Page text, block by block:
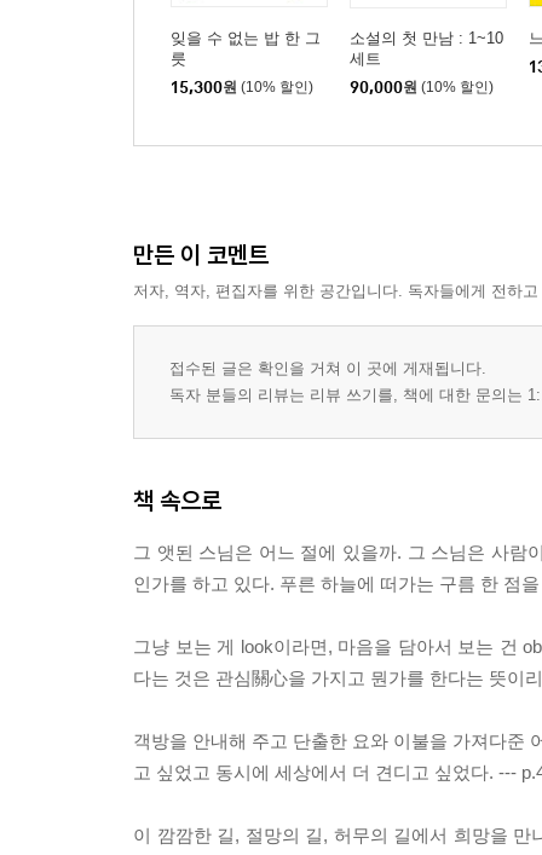
잊을 수 없는 밥 한 그
릇
15,300원 (10% 할인)
소설의 첫 만남 : 1~10
세트
90,000원 (10% 할인)
만든 이 코멘트
저자, 역자, 편집자를 위한 공간입니다. 독자들에게 전하
접수된 글은 확인을 거쳐 이 곳에 게재됩니다.
독자 분들의 리뷰는 리뷰 쓰기를, 책에 대한 문의는
책 속으로
그 앳된 스님은 어느 절에 있을까. 그 스님은 사람
인가를 하고 있다. 푸른 하늘에 떠가는 구름 한 점
그냥 보는 게 look이라면, 마음을 담아서 보는 건
다는 것은 관심關心을 가지고 뭔가를 한다는 뜻이
객방을 안내해 주고 단출한 요와 이불을 가져다준
고 싶었고 동시에 세상에서 더 견디고 싶었다. ---
이 깜깜한 길, 절망의 길, 허무의 길에서 희망을